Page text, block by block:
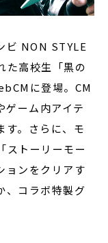
ビ NON STYLE
た高校生「黒の
に登場。 CM
ゲーム内アイテ
す。さらに、モ
ストーリーモー
ョンをクリアす
、コラボ特製グ